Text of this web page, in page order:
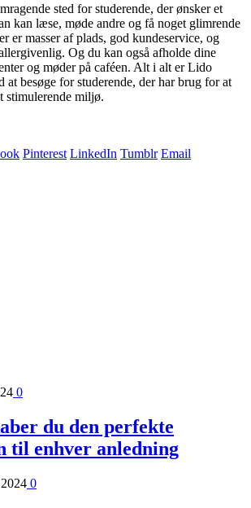
sted for studerende, der ønsker et
kan læse, møde andre og få noget glimrende
er masser af plads, god kundeservice, og
Og du kan også afholde dine
og møder på caféen. Alt i alt er Lido
at besøge for studerende, der har brug for at
stimulerende miljø.
Pinterest LinkedIn Tumblr Email
0
du den perfekte
til enhver anledning
0